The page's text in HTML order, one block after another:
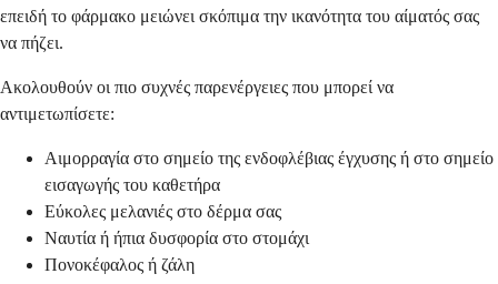
επειδή το φάρμακο μειώνει σκόπιμα την ικανότητα του αίματός σας
να πήζει.
Ακολουθούν οι πιο συχνές παρενέργειες που μπορεί να
αντιμετωπίσετε:
Αιμορραγία στο σημείο της ενδοφλέβιας έγχυσης ή στο σημείο
εισαγωγής του καθετήρα
Εύκολες μελανιές στο δέρμα σας
Ναυτία ή ήπια δυσφορία στο στομάχι
Πονοκέφαλος ή ζάλη